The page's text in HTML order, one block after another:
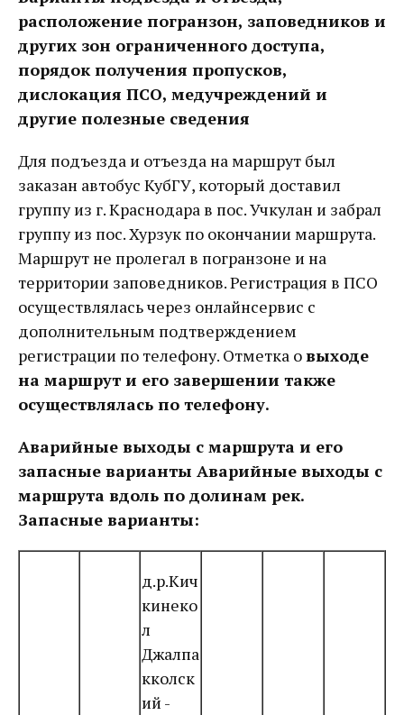
расположение погранзон, заповедников и
других зон ограниченного доступа,
порядок получения пропусков,
дислокация ПСО, медучреждений и
другие полезные сведения
Для подъезда и отъезда на маршрут был
заказан автобус КубГУ, который доставил
группу из г. Краснодара в пос. Учкулан и забрал
группу из пос. Хурзук по окончании маршрута.
Маршрут не пролегал в погранзоне и на
территории заповедников. Регистрация в ПСО
осуществлялась через онлайнсервис с
дополнительным подтверждением
регистрации по телефону. Отметка овыходе
на маршрут и его завершении также
осуществлялась по телефону.
Аварийные выходы с маршрута и его
запасные варианты Аварийные выходы с
маршрута вдоль по долинам рек.
Запасные варианты:
д.р.Кич
кинеко
л
Джалпа
кколск
ий -